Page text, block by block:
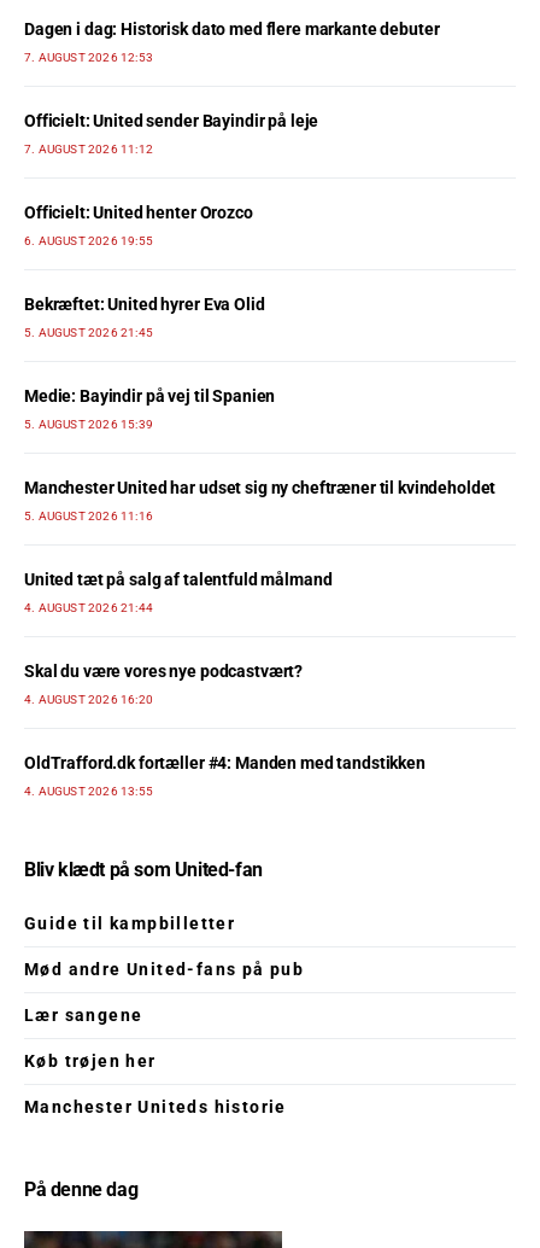
Dagen i dag: Historisk dato med flere markante debuter
7. AUGUST 2026 12:53
Officielt: United sender Bayindir på leje
7. AUGUST 2026 11:12
Officielt: United henter Orozco
6. AUGUST 2026 19:55
Bekræftet: United hyrer Eva Olid
5. AUGUST 2026 21:45
Medie: Bayindir på vej til Spanien
5. AUGUST 2026 15:39
Manchester United har udset sig ny cheftræner til kvindeholdet
5. AUGUST 2026 11:16
United tæt på salg af talentfuld målmand
4. AUGUST 2026 21:44
Skal du være vores nye podcastvært?
4. AUGUST 2026 16:20
OldTrafford.dk fortæller #4: Manden med tandstikken
4. AUGUST 2026 13:55
Bliv klædt på som United-fan
Guide til kampbilletter
Mød andre United-fans på pub
Lær sangene
Køb trøjen her
Manchester Uniteds historie
På denne dag